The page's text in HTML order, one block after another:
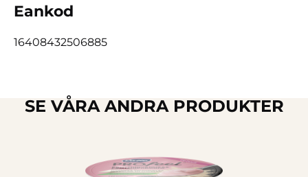
Eankod
16408432506885
SE VÅRA ANDRA PRODUKTER